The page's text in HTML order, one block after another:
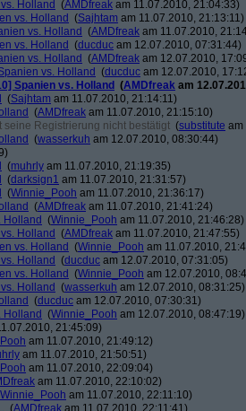
Holland (AMDfreak am 11.07.2010, 21:04:33)
vs. Holland (Sajhtam am 11.07.2010, 21:13:11)
vs. Holland (AMDfreak am 11.07.2010,
vs. Holland (ducduc am 12.07.2010, 07:31:44)
vs. Holland (AMDfreak am 12.07.2010,
vs. Holland (ducduc am 12.07.2010,
Spanien vs. Holland (AMDfreak am
(Sajhtam am 11.07.2010, 21:14:11)
(AMDfreak am 11.07.2010, 21:15:10)
seine Registrierung nicht bestätigt (substitute am
(wasserkuh am 12.07.2010, 08:30:44)
(muhrly am 11.07.2010, 21:19:35)
(darksign1 am 11.07.2010, 21:31:57)
(Winnie_Pooh am 11.07.2010, 21:36:17)
(AMDfreak am 11.07.2010, 21:41:24)
Holland (Winnie_Pooh am 11.07.2010, 21:46:28)
Holland (AMDfreak am 11.07.2010, 21:47:55)
vs. Holland (Winnie_Pooh am 11.07.2010,
Holland (ducduc am 12.07.2010, 07:31:05)
vs. Holland (Winnie_Pooh am 12.07.2010,
Holland (wasserkuh am 12.07.2010, 08:31:25)
(ducduc am 12.07.2010, 07:30:31)
Holland (Winnie_Pooh am 12.07.2010, 08:47:19)
21:45:09)
am 11.07.2010, 21:49:12)
am 11.07.2010, 21:50:51)
am 11.07.2010, 22:09:04)
am 11.07.2010, 22:10:02)
Winnie_Pooh am 11.07.2010, 22:11:10)
(AMDfreak am 11.07.2010, 22:11:41)